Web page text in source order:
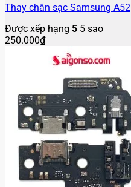
Thay chân sạc Samsung A52
Được xếp hạng 5 5 sao
250.000₫